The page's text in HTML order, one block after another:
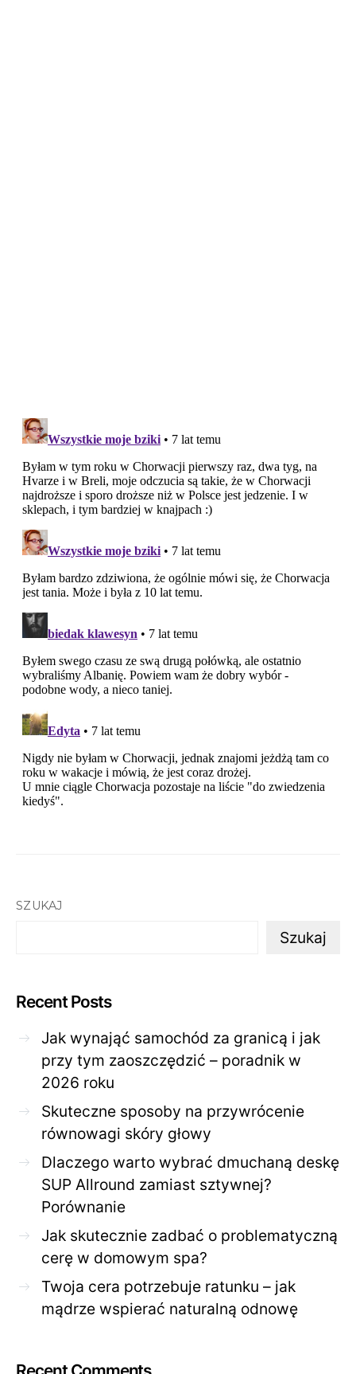
SZUKAJ
Szukaj
Recent Posts
Jak wynająć samochód za granicą i jak
przy tym zaoszczędzić – poradnik w
2026 roku
Skuteczne sposoby na przywrócenie
równowagi skóry głowy
Dlaczego warto wybrać dmuchaną deskę
SUP Allround zamiast sztywnej?
Porównanie
Jak skutecznie zadbać o problematyczną
cerę w domowym spa?
Twoja cera potrzebuje ratunku – jak
mądrze wspierać naturalną odnowę